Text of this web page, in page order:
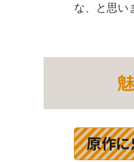
な、と思い
原作